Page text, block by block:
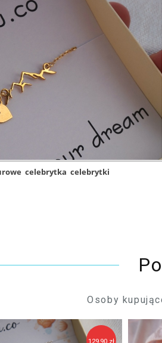
celebrytka celebrytki
Osoby
129,90 zł